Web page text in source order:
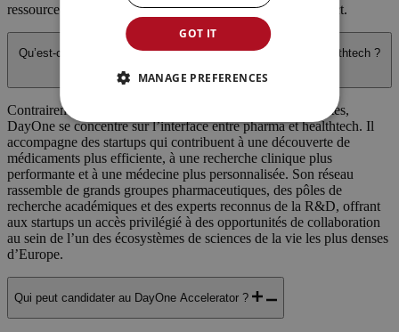
ressource senior fractionnée via l’initiative Match for Impact.
Qu’est-ce qui distingue DayOne des autres accélérateurs healthtech ?
Contrairement aux programmes de digital health généralistes,
DayOne se concentre sur l’interface entre pharma et healthtech. Il
accompagne des startups qui contribuent à une découverte de
médicaments plus efficiente, à une recherche clinique plus
performante et à une médecine plus personnalisée. Son réseau
rassemble de grands groupes pharmaceutiques, des pôles de
recherche académiques et des experts reconnus de la R&D, offrant
aux startups un accès privilégié à des opportunités de collaboration
au sein de l’un des écosystèmes de sciences de la vie les plus denses
d’Europe.
Qui peut candidater au DayOne Accelerator ?
GOT IT
MANAGE PREFERENCES